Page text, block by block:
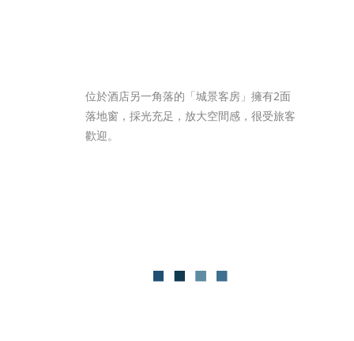
位於酒店另一角落的「城景客房」擁有2面
落地窗，採光充足，放大空間感，很受旅客
歡迎。